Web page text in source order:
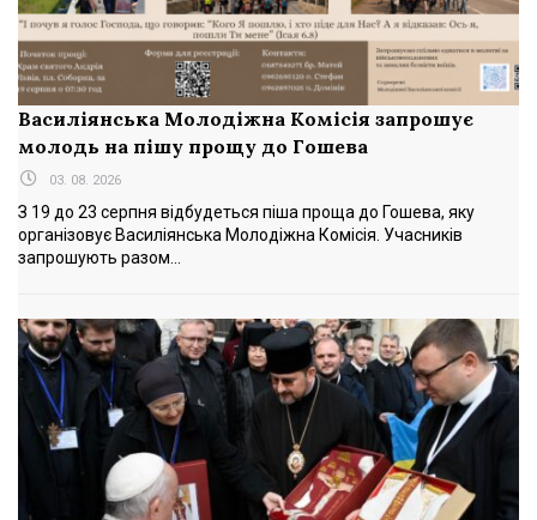
Василіянська Молодіжна Комісія запрошує
молодь на пішу прощу до Гошева
03. 08. 2026
З 19 до 23 серпня відбудеться піша проща до Гошева, яку
організовує Василіянська Молодіжна Комісія. Учасників
запрошують разом...